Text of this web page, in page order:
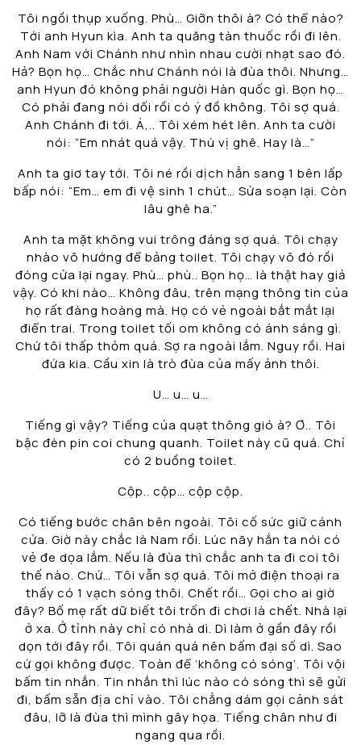
Tôi ngồi thụp xuống. Phù… Giỡn thôi à? Có thể nào?
Tới anh Hyun kìa. Anh ta quăng tàn thuốc rồi đi lên.
Anh Nam với Chánh như nhìn nhau cười nhạt sao đó.
Hả? Bọn họ… Chắc như Chánh nói là đùa thôi. Nhưng…
anh Hyun đó không phải người Hàn quốc gì. Bọn họ…
Có phải đang nói dối rồi có ý đồ không. Tôi sợ quá.
Anh Chánh đi tới. Á,.. Tôi xém hét lên. Anh ta cười
nói: “Em nhát quá vậy. Thú vị ghê. Hay là…”
Anh ta giơ tay tới. Tôi né rồi dịch hẳn sang 1 bên lấp
bấp nói: “Em… em đi vệ sinh 1 chút… Sửa soạn lại. Còn
lâu ghê ha.”
Anh ta mặt không vui trông đáng sợ quá. Tôi chạy
nhào vô hướng để bảng toilet. Tôi chạy vô đó rồi
đóng cửa lại ngay. Phù… phù.. Bọn họ… là thật hay giả
vậy. Có khi nào… Không đâu, trên mạng thông tin của
họ rất đàng hoàng mà. Họ có vẻ ngoài bắt mắt lại
điển trai. Trong toilet tối om không có ánh sáng gì.
Chứ tôi thấp thỏm quá. Sợ ra ngoài lắm. Nguy rồi. Hai
đứa kia. Cầu xin là trò đùa của mấy ảnh thôi.
U… u… u…
Tiếng gì vậy? Tiếng của quạt thông gió à? Ơ.. Tôi
bậc đèn pin coi chung quanh. Toilet này cũ quá. Chỉ
có 2 buồng toilet.
Cộp.. cộp… cộp cộp.
Có tiếng bước chân bên ngoài. Tôi cố sức giữ cánh
cửa. Giờ này chắc là Nam rồi. Lúc nãy hắn ta nói có
vẻ đe dọa lắm. Nếu là đùa thì chắc anh ta đi coi tôi
thế nào. Chứ… Tôi vẫn sợ quá. Tôi mở điện thoại ra
thấy có 1 vạch sóng thôi. Chết rồi… Gọi cho ai giờ
đây? Bố mẹ rất dữ biết tôi trốn đi chơi là chết. Nhà lại
ở xa. Ở tỉnh này chỉ có nhà dì. Dì làm ở gần đây rồi
dọn tới đây rồi. Tôi quán quá nên bấm đại số dì. Sao
cứ gọi không được. Toàn để ‘không có sóng’. Tôi vội
bấm tin nhắn. Tin nhắn thì lúc nào có sóng thì sẽ gửi
đi, bấm sẵn địa chỉ vào. Tôi chẳng dám gọi cảnh sát
đâu, lỡ là đùa thì mình gây họa. Tiếng chân như đi
ngang qua rồi.